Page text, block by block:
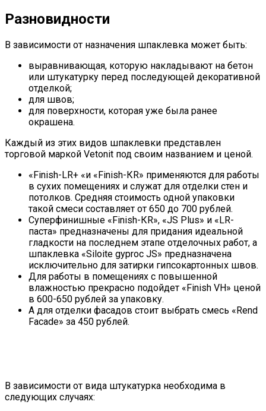
Разновидности
В зависимости от назначения шпаклевка может быть:
выравнивающая, которую накладывают на бетон
или штукатурку перед последующей декоративной
отделкой;
для швов;
для поверхности, которая уже была ранее
окрашена.
Каждый из этих видов шпаклевки представлен
торговой маркой Vetonit под своим названием и ценой.
«Finish-LR+ «и «Finish-КR» применяются для работы
в сухих помещениях и служат для отделки стен и
потолков. Средняя стоимость одной упаковки
такой смеси составляет от 650 до 700 рублей.
Суперфинишные «Finish-КR», «JS Plus» и «LR-
паста» предназначены для придания идеальной
гладкости на последнем этапе отделочных работ, а
шпаклевка «Siloite gyproc JS» предназначена
исключительно для затирки гипсокартонных швов.
Для работы в помещениях с повышенной
влажностью прекрасно подойдет «Finish VH» ценой
в 600-650 рублей за упаковку.
А для отделки фасадов стоит выбрать смесь «Rend
Facade» за 450 рублей.
В зависимости от вида штукатурка необходима в
следующих случаях: